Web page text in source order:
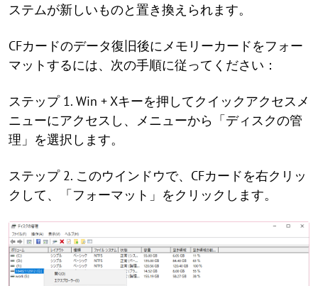
ステムが新しいものと置き換えられます。
CFカードのデータ復旧後にメモリーカードをフォー
マットするには、次の手順に従ってください：
ステップ 1. Win + Xキーを押してクイックアクセスメ
ニューにアクセスし、メニューから「ディスクの管
理」を選択します。
ステップ 2. このウインドウで、CFカードを右クリッ
クして、「フォーマット」をクリックします。